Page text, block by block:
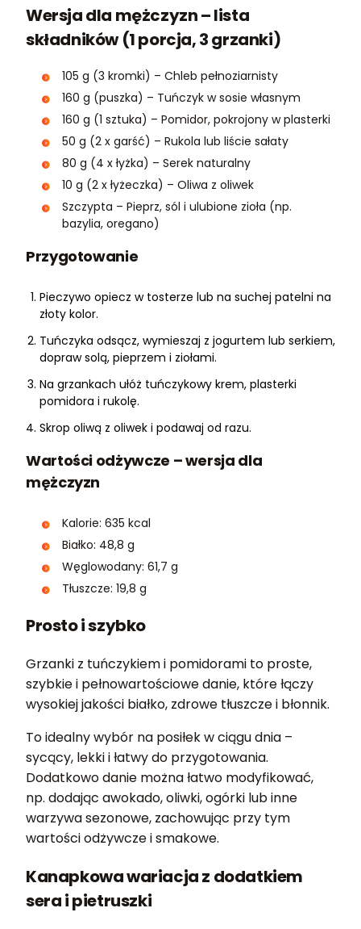
Wersja dla mężczyzn – lista
składników (1 porcja, 3 grzanki)
105 g (3 kromki) – Chleb pełnoziarnisty
160 g (puszka) – Tuńczyk w sosie własnym
160 g (1 sztuka) – Pomidor, pokrojony w plasterki
50 g (2 x garść) – Rukola lub liście sałaty
80 g (4 x łyżka) – Serek naturalny
10 g (2 x łyżeczka) – Oliwa z oliwek
Szczypta – Pieprz, sól i ulubione zioła (np.
bazylia, oregano)
Przygotowanie
Pieczywo opiecz w tosterze lub na suchej patelni na
złoty kolor.
Tuńczyka odsącz, wymieszaj z jogurtem lub serkiem,
dopraw solą, pieprzem i ziołami.
Na grzankach ułóż tuńczykowy krem, plasterki
pomidora i rukolę.
Skrop oliwą z oliwek i podawaj od razu.
Wartości odżywcze – wersja dla
mężczyzn
Kalorie: 635 kcal
Białko: 48,8 g
Węglowodany: 61,7 g
Tłuszcze: 19,8 g
Prosto i szybko
Grzanki z tuńczykiem i pomidorami to proste,
szybkie i pełnowartościowe danie, które łączy
wysokiej jakości białko, zdrowe tłuszcze i błonnik.
To idealny wybór na posiłek w ciągu dnia –
sycący, lekki i łatwy do przygotowania.
Dodatkowo danie można łatwo modyfikować,
np. dodając awokado, oliwki, ogórki lub inne
warzywa sezonowe, zachowując przy tym
wartości odżywcze i smakowe.
Kanapkowa wariacja z dodatkiem
sera i pietruszki